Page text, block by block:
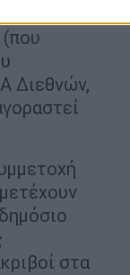
Διεθνών,
στα